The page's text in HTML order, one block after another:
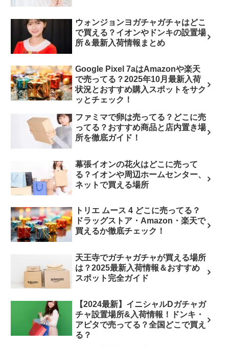
ウォンジョンヨガチャガチャはどこ
で買える？イオンやドンキの設置場
所＆最新入荷情報まとめ
Google Pixel 7aはAmazonや楽天
で売ってる？2025年10月最新入荷
状況とおすすめ購入スポットをサク
ッとチェック！
ファミマで卵は売ってる？どこに売
ってる？おすすめ商品と店内置き場
所を徹底ガイド！
幕張イオンの花火はどこに売って
る？イオンや周辺ホームセンター、
ネットで買える場所
トリエ ムース 4 どこに売ってる？
ドラッグストア・Amazon・楽天で
買えるか徹底チェック！
天王寺でガチャガチャが買える場所
は？2025最新入荷情報＆おすすめ
スポット完全ガイド
【2024最新】イニシャルDガチャガ
チャ設置場所&入荷情報！ドンキ・
アピタで売ってる？全国どこで買え
る？